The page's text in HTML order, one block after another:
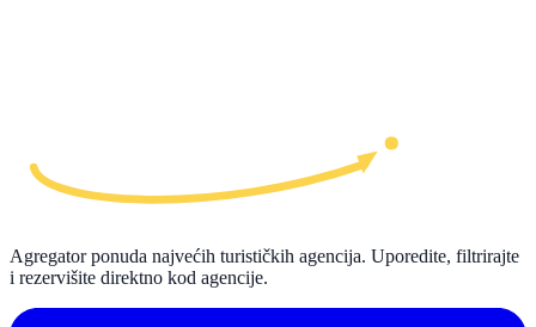
Agregator ponuda najvećih turističkih agencija. Uporedite, filtrirajte
i rezervišite direktno kod agencije.